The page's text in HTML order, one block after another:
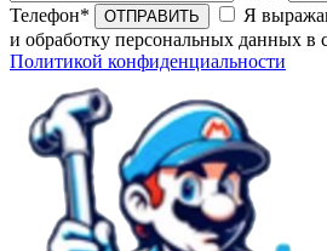
Телефон*
ОТПРАВИТЬ Я
и обработку персональных данных в
Политикой конфиденциальности